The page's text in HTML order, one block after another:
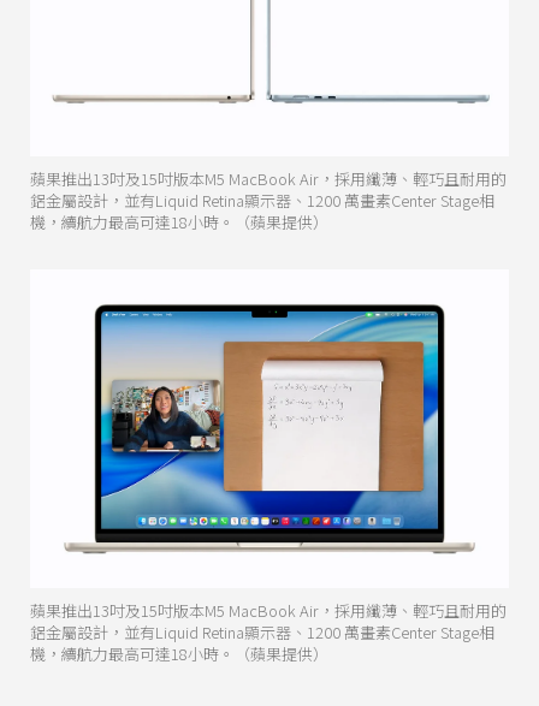
蘋果推出13吋及15吋版本M5 MacBook Air，採用纖薄、輕巧且耐用的
鋁金屬設計，並有Liquid Retina顯示器、1200 萬畫素Center Stage相
機，續航力最高可達18小時。（蘋果提供）
蘋果推出13吋及15吋版本M5 MacBook Air，採用纖薄、輕巧且耐用的
鋁金屬設計，並有Liquid Retina顯示器、1200 萬畫素Center Stage相
機，續航力最高可達18小時。（蘋果提供）